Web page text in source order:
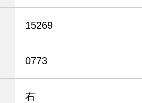
15269
0773
右